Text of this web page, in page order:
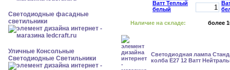
Светодиодные фасадные
светильники
Уличные Консольные
Светодиодные Светильники
Наличие на складе: более
Светодиодная лампа
колба Е27 12 Ватт